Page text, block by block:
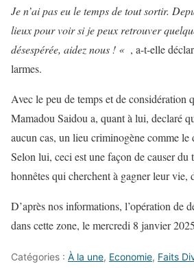
Je n’ai pas eu le temps de tout sortir.
lieux pour voir si je peux retrouver
désespérée, aidez nous ! « , a-t-elle
larmes.
Avec le peu de temps et de considération
Mamadou Saidou a, quant à lui, declaré
aucun cas, un lieu criminogène comme le
Selon lui, ceci est une façon de causer du
honnêtes qui cherchent à gagner leur vie,
D’après nos informations, l’opération de
dans cette zone, le mercredi 8 janvier
Catégories : À la une, Economie, Faits